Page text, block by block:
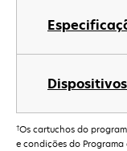
†Os cartuchos do
e condições do